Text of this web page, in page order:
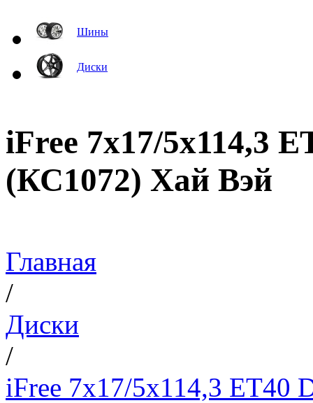
Шины
Диски
iFree 7x17/5x114,3
(КС1072) Хай Вэй
Главная
/
Диски
/
iFree 7x17/5x114,3 ET40